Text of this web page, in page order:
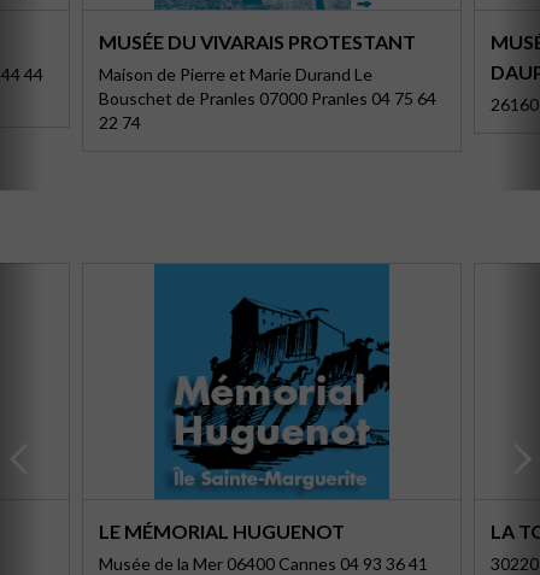
44
MUSÉE DU VIVARAIS PROTESTANT
Maison de Pierre et Marie Durand Le
Bouschet de Pranles 07000 Pranles 04 75 64
22 74
LE MÉMORIAL HUGUENOT
Musée de la Mer 06400 Cannes 04 93 36 41
LA